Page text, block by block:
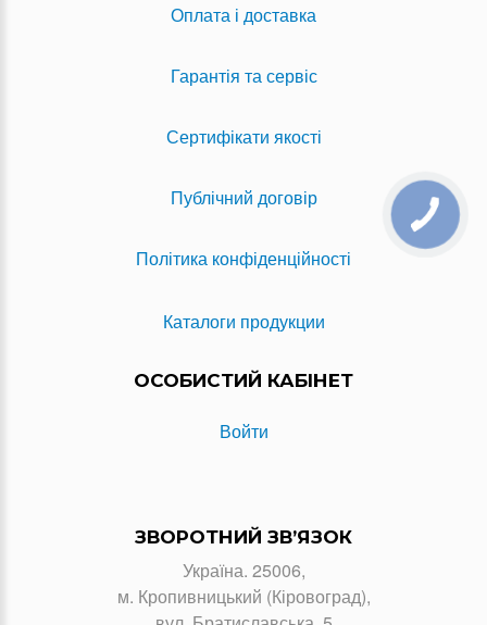
Оплата і доставка
Гарантія та сервіс
Сертифікати якості
Публічний договір
Політика конфіденційності
Каталоги продукции
ОСОБИСТИЙ КАБІНЕТ
Войти
ЗВОРОТНИЙ ЗВ’ЯЗОК
Україна. 25006,
м. Кропивницький (Кіровоград),